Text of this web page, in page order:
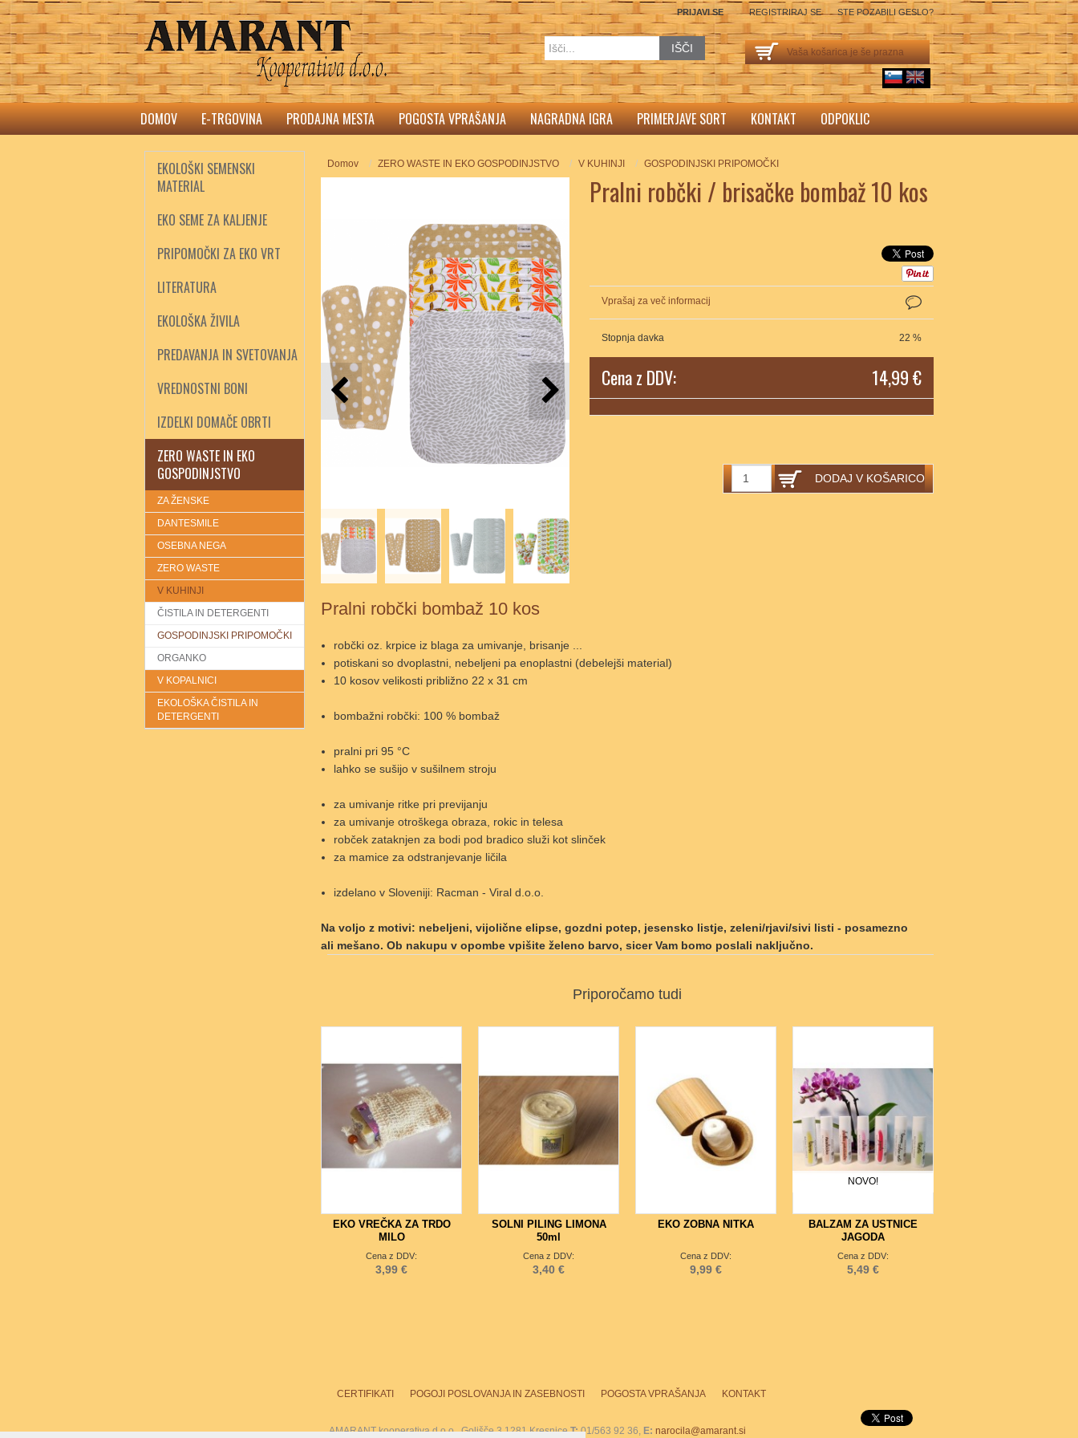
sl English
PRIJAVI SE REGISTRIRAJ SE STE POZABILI GESLO?
Vaša košarica je še prazna
IŠČI
DOMOV E-TRGOVINA PRODAJNA MESTA POGOSTA VPRAŠANJA NAGRADNA IGRA PRIMERJAVE SORT KONTAKT ODPOKLIC
EKOLOŠKI SEMENSKI
MATERIAL
EKO SEME ZA KALJENJE
PRIPOMOČKI ZA EKO VRT
LITERATURA
EKOLOŠKA ŽIVILA
PREDAVANJA IN SVETOVANJA
VREDNOSTNI BONI
IZDELKI DOMAČE OBRTI
ZERO WASTE IN EKO
GOSPODINJSTVO
ZA ŽENSKE
DANTESMILE
OSEBNA NEGA
ZERO WASTE
V KUHINJI
ČISTILA IN DETERGENTI
GOSPODINJSKI PRIPOMOČKI
ORGANKO
V KOPALNICI
EKOLOŠKA ČISTILA IN
DETERGENTI
Domov ZERO WASTE IN EKO GOSPODINJSTVO V KUHINJI GOSPODINJSKI PRIPOMOČKI
Pralni robčki / brisačke bombaž 10 kos
Vprašaj za več informacij
Stopnja davka 22 %
Cena z DDV: 14,99 €
DODAJ V KOŠARICO
Pralni robčki bombaž 10 kos
robčki oz. krpice iz blaga za umivanje, brisanje ...
potiskani so dvoplastni, nebeljeni pa enoplastni (debelejši material)
10 kosov velikosti približno 22 x 31 cm
bombažni robčki: 100 % bombaž
pralni pri 95 °C
lahko se sušijo v sušilnem stroju
za umivanje ritke pri previjanju
za umivanje otroškega obraza, rokic in telesa
robček zataknjen za bodi pod bradico služi kot slinček
za mamice za odstranjevanje ličila
izdelano v Sloveniji: Racman - Viral d.o.o.
Na voljo z motivi: nebeljeni, vijolične elipse, gozdni potep, jesensko listje, zeleni/rjavi/sivi listi - posamezno
ali mešano. Ob nakupu v opombe vpišite želeno barvo, sicer Vam bomo poslali naključno.
Priporočamo tudi
EKO VREČKA ZA TRDO
MILO
Cena z DDV:
3,99 €
SOLNI PILING LIMONA
50ml
Cena z DDV:
3,40 €
EKO ZOBNA NITKA
Cena z DDV:
9,99 €
NOVO!
BALZAM ZA USTNICE
JAGODA
Cena z DDV:
5,49 €
CERTIFIKATI POGOJI POSLOVANJA IN ZASEBNOSTI POGOSTA VPRAŠANJA KONTAKT
AMARANT kooperativa d.o.o., Golišče 3 1281 KresniceT:01/563 92 36, E: narocila@amarant.si